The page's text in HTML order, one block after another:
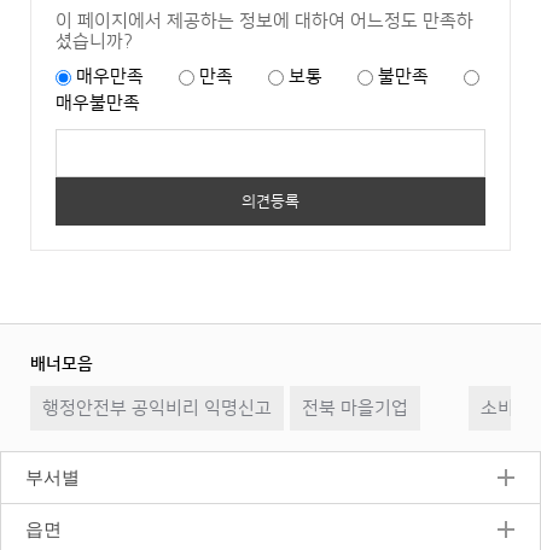
이 페이지에서 제공하는 정보에 대하여 어느정도 만족하
셨습니까?
매우만족
만족 보통
불만족
매우불만족
배너모음
시
지
음
행정안전부 공익비리 익명신고 전북 마을기업 소비자
부서별
읍면